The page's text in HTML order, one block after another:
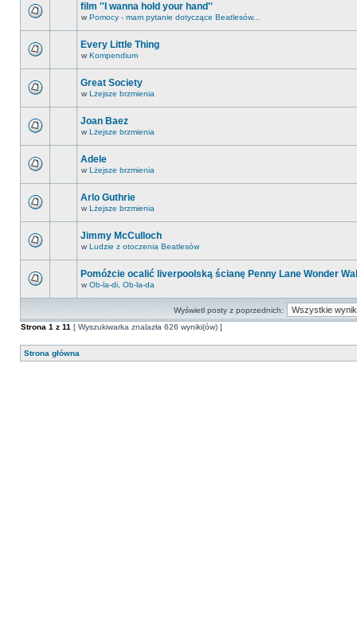
film ''I wanna hold your hand''
w Pomocy - mam pytanie dotyczące Beatlesów...
Every Little Thing
w Kompendium
Great Society
w Lżejsze brzmienia
Joan Baez
w Lżejsze brzmienia
Adele
w Lżejsze brzmienia
Arlo Guthrie
w Lżejsze brzmienia
Jimmy McCulloch
w Ludzie z otoczenia Beatlesów
Pomóżcie ocalić liverpoolską ścianę Penny Lane Wonder
w Ob-la-di, Ob-la-da
Wyświetl posty z poprzednich:
Strona 1 z 11 [ Wyszukiwarka znalazła 626 wyniki(ów) ]
Strona główna